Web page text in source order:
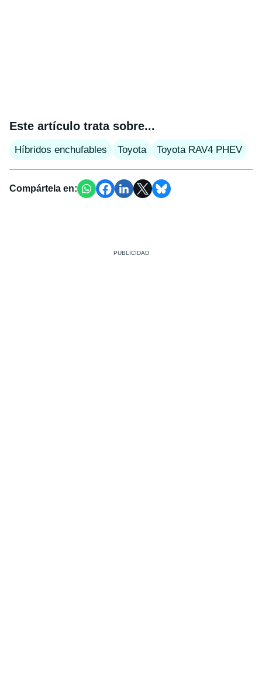
Este artículo trata sobre...
Híbridos enchufables Toyota Toyota RAV4 PHEV
Compártela en: